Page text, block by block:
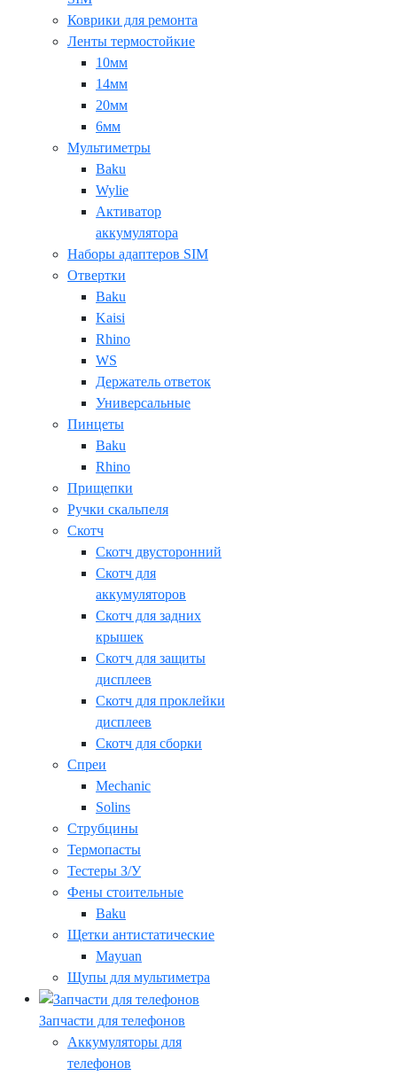
Коврики для ремонта
Ленты термостойкие
10мм
14мм
20мм
6мм
Мультиметры
Baku
Wylie
Активатор
аккумулятора
Наборы адаптеров SIM
Отвертки
Baku
Kaisi
Rhino
WS
Держатель ответок
Универсальные
Пинцеты
Baku
Rhino
Прищепки
Ручки скальпеля
Скотч
Скотч двусторонний
Скотч для
аккумуляторов
Скотч для задних
крышек
Скотч для защиты
дисплеев
Скотч для проклейки
дисплеев
Скотч для сборки
Спреи
Mechanic
Solins
Струбцины
Термопасты
Тестеры З/У
Фены стоительные
Baku
Щетки антистатические
Mayuan
Щупы для мультиметра
Запчасти для телефонов
Аккумуляторы для
телефонов